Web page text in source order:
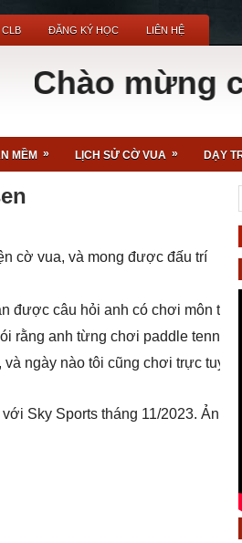
ĐĂNG KÝ HỌC LIÊN HỆ
mừng
MỀM » LỊCH SỬ CỜ VUA » DẠY
cờ vua, và mong được đấu trí
được câu hỏi anh có chơi môn thể
rằng anh từng chơi paddle tennis,
ngày nào tôi cũng chơi trực tuyến